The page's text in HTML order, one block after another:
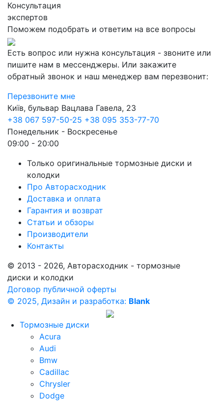
Консультация
экспертов
Поможем подобрать и ответим на все вопросы
Есть вопрос или нужна консультация - звоните или
пишите нам в мессенджеры. Или закажите
обратный звонок и наш менеджер вам перезвонит:
Перезвоните мне
Київ, бульвар Вацлава Гавела, 23
+38 067 597-50-25 +38 095 353-77-70
Понедельник - Воскресенье
09:00 - 20:00
Только оригинальные тормозные диски и
колодки
Про Авторасходник
Доставка и оплата
Гарантия и возврат
Статьи и обзоры
Производители
Контакты
© 2013 - 2026, Авторасходник - тормозные
диски и колодки
Договор публичной оферты
© 2025, Дизайн и разработка: Blank
Тормозные диски
Acura
Audi
Bmw
Cadillac
Chrysler
Dodge